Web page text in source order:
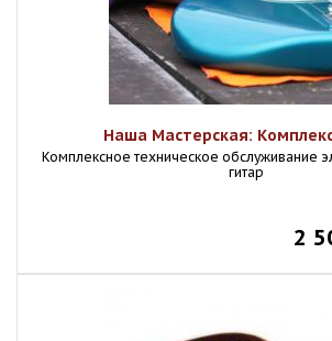
Наша Мастерская:
Комплексное техническое обслуживание
гитар
2